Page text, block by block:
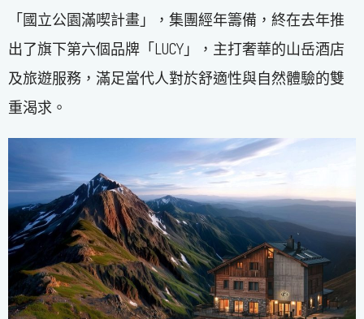
「國立公園滿喫計畫」，集團經年籌備，終在去年推
出了旗下第六個品牌「LUCY」，主打奢華的山岳酒店
及旅遊服務，滿足當代人對於舒適性與自然體驗的雙
重渴求。